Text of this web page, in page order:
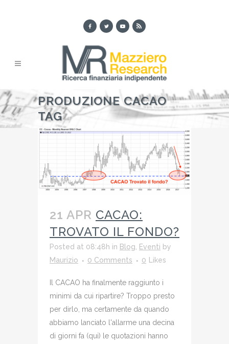
PRODUZIONE CACAO
TAG
21 APR CACAO:
TROVATO IL FONDO?
Posted at 08:48h in Blog Eventi by
Maurizio
0 Comments 0 Likes
Il CACAO ha finalmente raggiunto i
minimi da cui ripartire? Troppo presto
per dirlo, ma certamente da quando
abbiamo lanciato l'allarme una decina
di giorni fa (qui) le quotazioni hanno